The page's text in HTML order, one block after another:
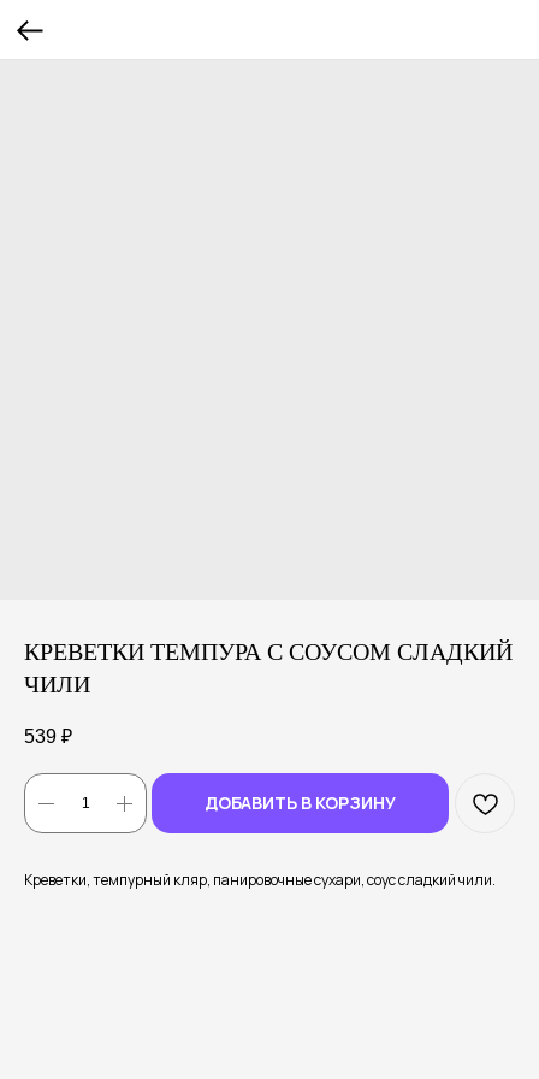
КРЕВЕТКИ ТЕМПУРА С СОУСОМ СЛАДКИЙ
ЧИЛИ
539 ₽
ДОБАВИТЬ В КОРЗИНУ
Креветки, темпурный кляр, панировочные сухари, соус сладкий чили.